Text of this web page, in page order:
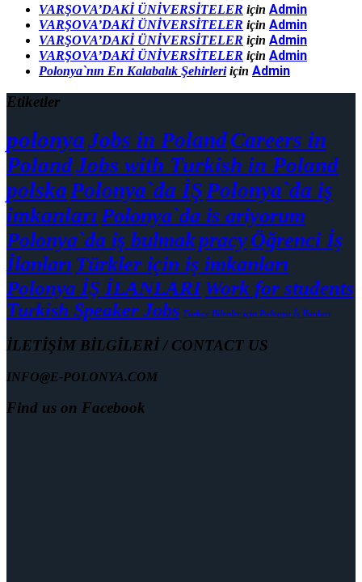
VARŞOVA’DAKİ ÜNİVERSİTELER için Admin
VARŞOVA’DAKİ ÜNİVERSİTELER için Admin
VARŞOVA’DAKİ ÜNİVERSİTELER için Admin
VARŞOVA’DAKİ ÜNİVERSİTELER için Admin
Polonya`nın En Kalabalık Şehirleriiçin Admin
Etiketler
polonyaJobs in PolandCareers in
PolandJobs with Turkish in Poland
polskaPolonya`da İŞPolonya`da iş
imkanlarıPolonya`da is ariyorum
Polonya`da iş bulmakpracyÖğrenci İş
İlanları Türkler için iş imkanları
Polonya İŞ İLANLARIWork for students
Turkish Speaker Jobs Türkçe Bilenler için Polonya İş İlanları
İLETİŞİM BİLGİLERİ / CONTACT US
INFO@E-POLONYA.COM
Find us on Facebook